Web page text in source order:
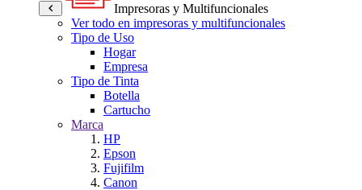
Impresoras y Multifuncionales
Ver todo en impresoras y multifuncionales
Tipo de Uso
Hogar
Empresa
Tipo de Tinta
Botella
Cartucho
Marca
HP
Epson
Fujifilm
Canon